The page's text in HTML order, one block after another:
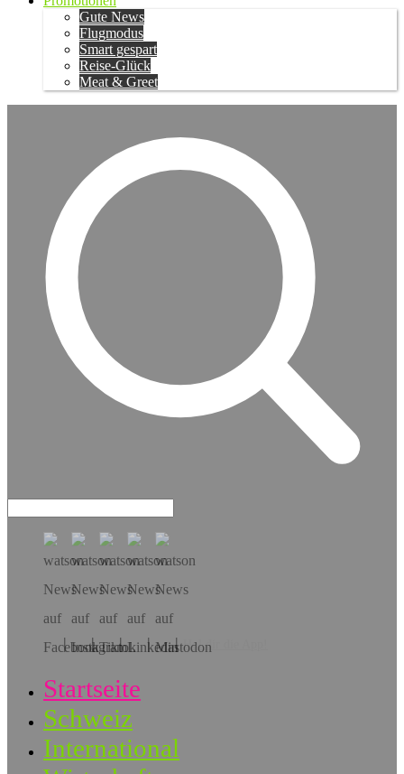
Gute News
Flugmodus
Smart gespart
Reise-Glück
Meat & Greet
Hol dir die App!
Startseite
Schweiz
International